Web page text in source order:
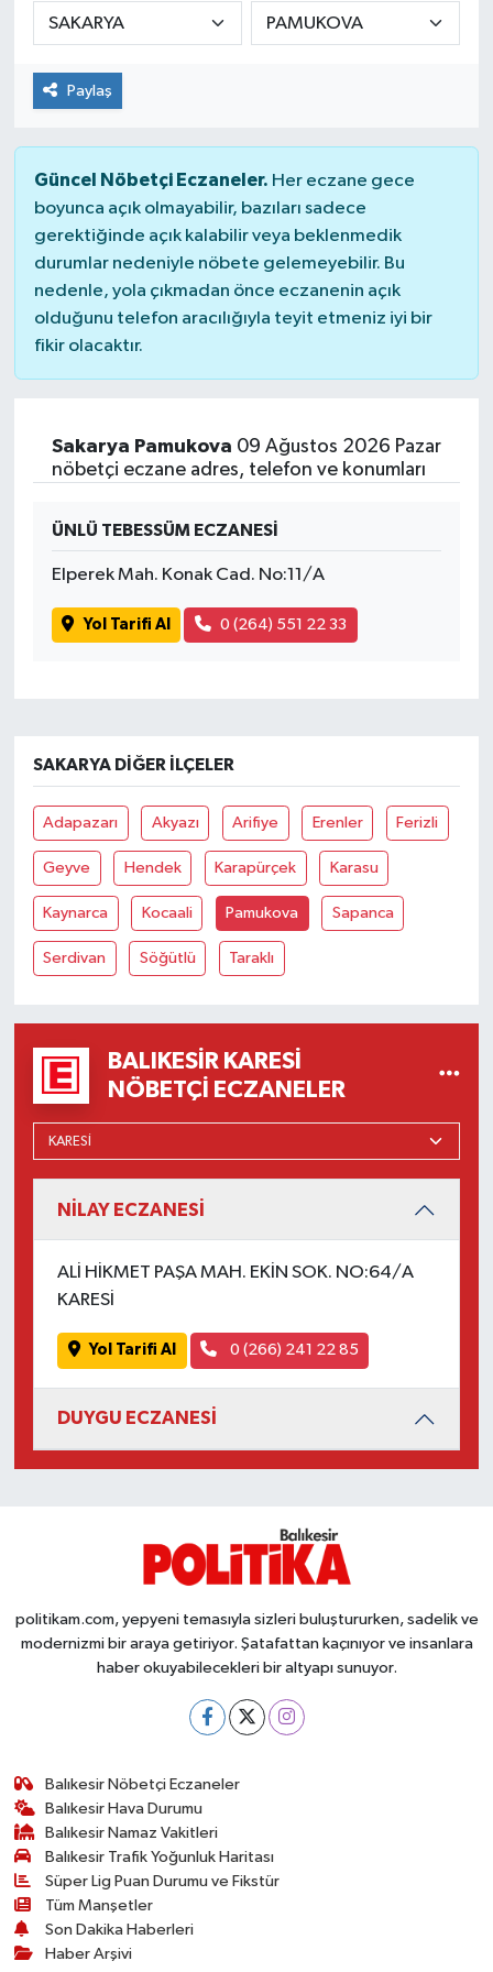
Paylaş
Güncel Nöbetçi Eczaneler. Her eczane gece
boyunca açık olmayabilir, bazıları sadece
gerektiğinde açık kalabilir veya beklenmedik
durumlar nedeniyle nöbete gelemeyebilir. Bu
nedenle, yola çıkmadan önce eczanenin açık
olduğunu telefon aracılığıyla teyit etmeniz iyi bir
fikir olacaktır.
Sakarya Pamukova 09 Ağustos 2026 Pazar
nöbetçi eczane adres, telefon ve konumları
ÜNLÜ TEBESSÜM ECZANESİ
Elperek Mah. Konak Cad. No:11/A
Yol Tarifi Al 0 (264) 551 22 33
SAKARYA DIĞER İLÇELER
Adapazarı Akyazı Arifiye Erenler Ferizli
Geyve Hendek Karapürçek Karasu
Kaynarca Kocaali Pamukova Sapanca
Serdivan Söğütlü Taraklı
BALIKESIR KARESI
NÖBETÇI ECZANELER
NİLAY ECZANESİ
ALİ HİKMET PAŞA MAH. EKİN SOK. NO:64/A
KARESİ
Yol Tarifi Al 0 (266) 241 22 85
DUYGU ECZANESİ
politikam.com, yepyeni temasıyla sizleri buluştururken, sadelik ve
modernizmi bir araya getiriyor. Şatafattan kaçınıyor ve insanlara
haber okuyabilecekleri bir altyapı sunuyor.
Balıkesir Nöbetçi Eczaneler
Balıkesir Hava Durumu
Balıkesir Namaz Vakitleri
Balıkesir Trafik Yoğunluk Haritası
Süper Lig Puan Durumu ve Fikstür
Tüm Manşetler
Son Dakika Haberleri
Haber Arşivi
Dursunbey
Edremit
EĞİTİM
EKONOMİ
Erdek
Gömeç
Havran
MAGAZİN
MANŞET
Manyas
OLAY
Resmi İlanlar
SAĞLIK
Savaştepe
SEYAHAT
SİYASET
Sındırgı
SPOR
TARİHTE BUGÜN
Trend
VİZYONDAKİLER
YAŞAM